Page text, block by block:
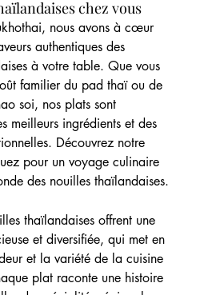
chez vous
nous avons à cœur
authentiques des
à votre table. Que vous
familier du pad thaï ou de
soi, nos plats sont
meilleurs ingrédients et des
Découvrez notre
pour un voyage culinaire
des nouilles thaïlandaises.
thaïlandaises offrent une
et diversifiée, qui met en
et la variété de la cuisine
plat raconte une histoire